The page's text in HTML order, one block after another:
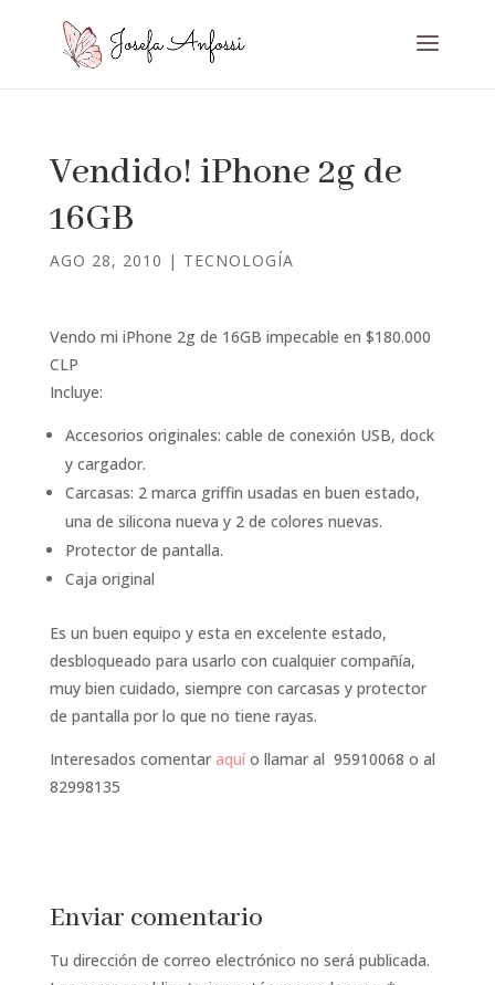
Vendido! iPhone 2g de
16GB
AGO 28, 2010 | TECNOLOGÍA
Vendo mi iPhone 2g de 16GB impecable en $180.000
CLP
Incluye:
Accesorios originales: cable de conexión USB, dock
y cargador.
Carcasas: 2 marca griffin usadas en buen estado,
una de silicona nueva y 2 de colores nuevas.
Protector de pantalla.
Caja original
Es un buen equipo y esta en excelente estado,
desbloqueado para usarlo con cualquier compañía,
muy bien cuidado, siempre con carcasas y protector
de pantalla por lo que no tiene rayas.
Interesados comentar aquío llamar al 95910068 o al
82998135
Enviar comentario
Tu dirección de correo electrónico no será publicada.